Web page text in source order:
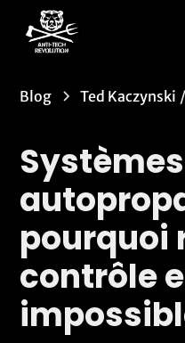
Blog Ted Kaczynski /
Systèmes
pourquoi
contrôle